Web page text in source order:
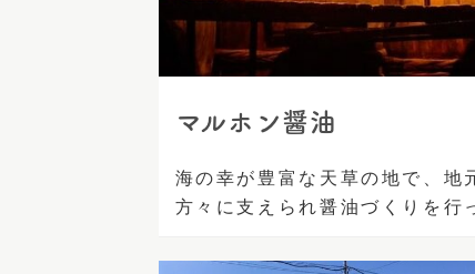
マルホン醤油
海の幸が豊富な天草の地で、地
方々に支えられ醤油づくりを行